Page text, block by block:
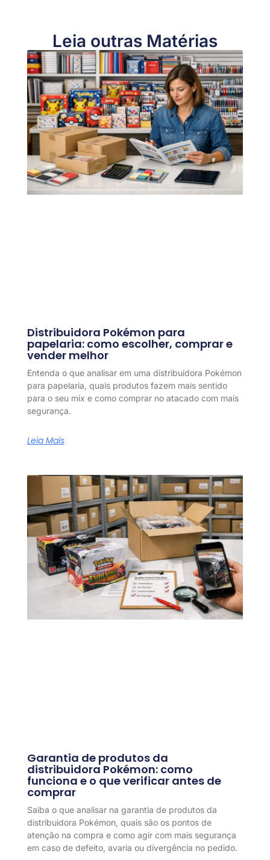
Leia outras Matérias
Distribuidora Pokémon para
papelaria: como escolher, comprar e
vender melhor
Entenda o que analisar em uma distribuidora Pokémon
para papelaria, quais produtos fazem mais sentido
para o seu mix e como comprar no atacado com mais
segurança.
Leia Mais
Garantia de produtos da
distribuidora Pokémon: como
funciona e o que verificar antes de
comprar
Saiba o que analisar na garantia de produtos da
distribuidora Pokémon, quais são os pontos de
atenção na compra e como agir com mais segurança
em caso de defeito, avaria ou divergência no pedido.